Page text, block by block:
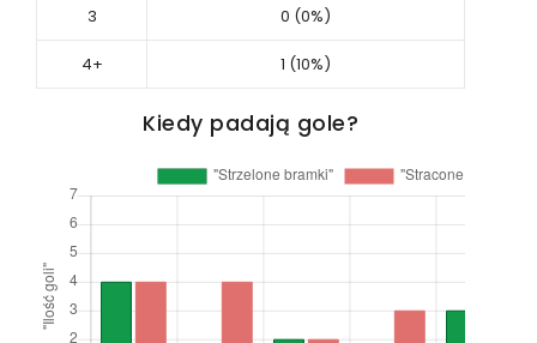
3 0 (0%)
4+ 1 (10%)
Kiedy padają gole?